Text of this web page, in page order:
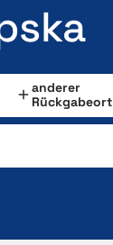
anderer
Rückgabeort